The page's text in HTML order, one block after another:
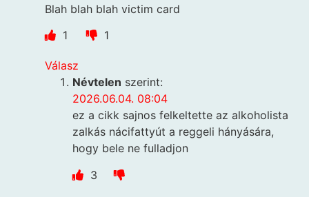
Blah blah blah victim card
1
1
Válasz
Névtelen szerint:
2026.06.04. 08:04
ez a cikk sajnos felkeltette az alkoholista
zalkás nácifattyút a reggeli hányására,
hogy bele ne fulladjon
3